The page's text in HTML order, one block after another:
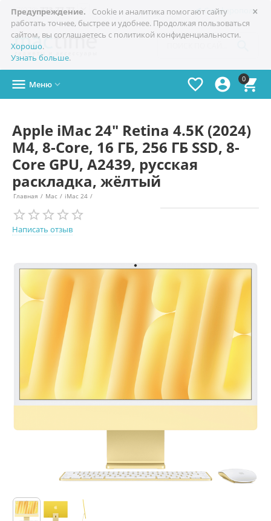
×
Предупреждение.
Cookie и аналитика помогают сайту
работать точнее, быстрее и удобнее. Продолжая пользоваться
сайтом, вы соглашаетесь с политикой конфиденциальности.
Хорошо.
Узнать больше.
Симферополь
+7(978)773-77-77 
0



 Меню 
Apple iMac 24" Retina 4.5K (2024)
M4, 8-Core, 16 ГБ, 256 ГБ SSD, 8-
Core GPU, A2439, русская
раскладка, жёлтый
Главная / Mac / iMac 24 /
Написать отзыв